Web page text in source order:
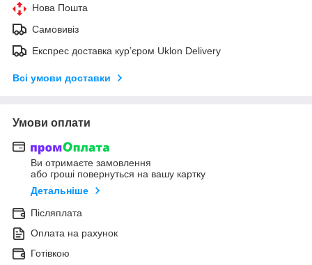
Нова Пошта
Самовивіз
Експрес доставка кур’єром Uklon Delivery
Всі умови доставки
Умови оплати
Ви отримаєте замовлення
або гроші повернуться на вашу картку
Детальніше
Післяплата
Оплата на рахунок
Готівкою